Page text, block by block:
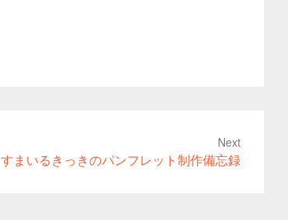
Next
すまいるきっきのパンフレット制作備忘録